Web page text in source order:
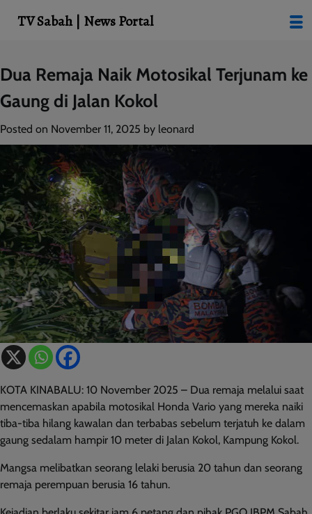
Skip
to
content
Dua Remaja Naik Motosikal Terjunam ke
Gaung di Jalan Kokol
Posted on November 11, 2025 by leonard
KOTA KINABALU: 10 November 2025 – Dua remaja melalui saat
mencemaskan apabila motosikal Honda Vario yang mereka naiki
tiba-tiba hilang kawalan dan terbabas sebelum terjatuh ke dalam
gaung sedalam hampir 10 meter di Jalan Kokol, Kampung Kokol.
Mangsa melibatkan seorang lelaki berusia 20 tahun dan seorang
remaja perempuan berusia 16 tahun.
TV Sabah | News Portal